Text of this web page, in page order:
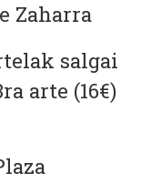
Zaharra
salgai
arte (16€)